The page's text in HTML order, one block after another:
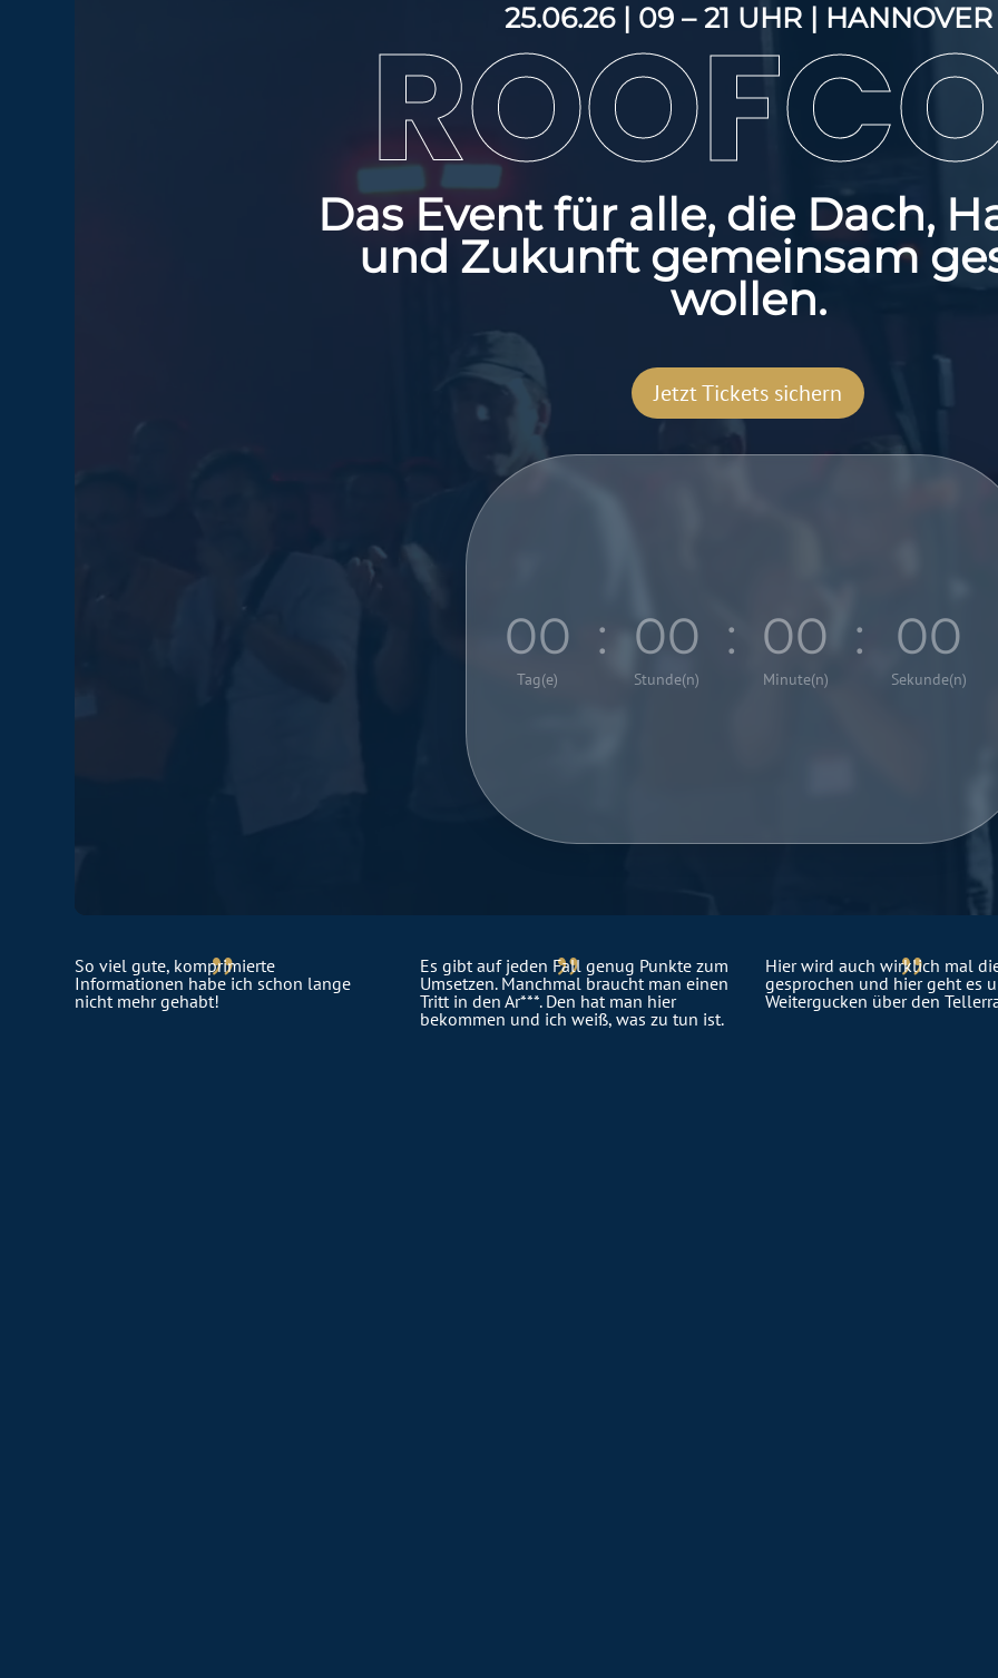
25.06.26 | 09 – 21 UHR | HANNOVER
Das Event für alle, die Dach,
und Zukunft gemeinsam
wollen.
Jetzt Tickets sichern
000
Tag(e)
: 00
Stunde(n)
: 00
Minute(n)
: 00
Sekunde(n)
{
So viel gute, komprimierte
Informationen habe ich schon lange
nicht mehr gehabt!
{
Es gibt auf jeden Fall genug Punkte zum
Umsetzen. Manchmal braucht man einen
Tritt in den Ar***. Den hat man hier
bekommen und ich weiß, was zu tun ist.
{
Hier wird auch wirklich mal
gesprochen und hier geht es
Weitergucken über den